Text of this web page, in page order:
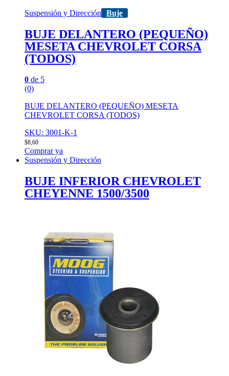
Suspensión y Dirección Buje
BUJE DELANTERO (PEQUEÑO)
MESETA CHEVROLET CORSA
(TODOS)
0 de 5
(0)
BUJE DELANTERO (PEQUEÑO) MESETA
CHEVROLET CORSA (TODOS)
SKU: 3001-K-1
$8,60
Comprar ya
Suspensión y Dirección
BUJE INFERIOR CHEVROLET
CHEYENNE 1500/3500